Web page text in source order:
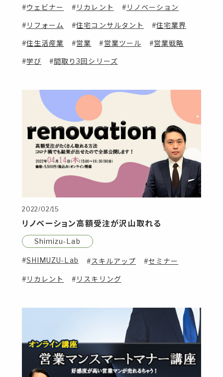
ウェビナー リカレント リノベーション
リフォーム 住宅コンサルタント 住宅業界
住生活産業 営業 営業ツール 営業戦略
学び 間取り3回シリーズ
2022/02/15
リノベーション高額受注が沢山取れる
Shimizu-Lab
SHIMUZU-Lab スキルアップ セミナー
リカレント リスキリング